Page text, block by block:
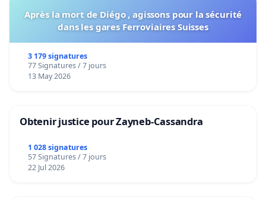
Après la mort de Diégo , agissons pour la sécurité
dans les gares Ferroviaires Suisses
3 179 signatures
77 Signatures / 7 jours
13 May 2026
Obtenir justice pour Zayneb-Cassandra
1 028 signatures
57 Signatures / 7 jours
22 Jul 2026